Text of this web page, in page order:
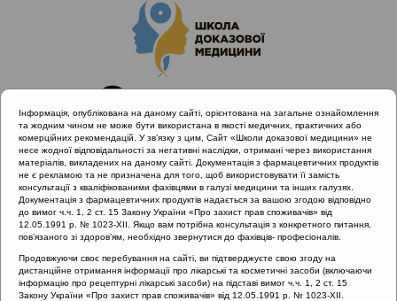
Головна
Проведені заходи
SHDM.SCHOOL | Гострі запальні захворювання верхніх
дихальних шляхів з позиції МКХ 11
Гострий тонзиліт з позицій МКХ-11
Інформація, опублікована на даному сайті, орієнтована на загальне ознайомлення
та жодним чином не може бути використана в якості медичних, практичних або
комерційних рекомендацій. У зв’язку з цим, Сайт «Школи доказової медицини» не
несе жодної відповідальності за негативні наслідки, отримані через використання
матеріалів, викладених на даному сайті. Документація з фармацевтичних продуктів
не є рекламою та не призначена для того, щоб використовувати її замість
консультації з кваліфікованими фахівцями в галузі медицини та інших галузях.
Документація з фармацевтичних продуктів надається за вашою згодою відповідно
до вимог ч.ч. 1, 2 ст. 15 Закону України «Про захист прав споживачів» від
12.05.1991 р. № 1023-XII. Якщо вам потрібна консультація з конкретного питання,
пов’язаного зі здоров’ям, необхідно звернутися до фахівців- професіоналів.
Продовжуючи своє перебування на сайті, ви підтверджуєте свою згоду на
дистанційне отримання інформації про лікарські та косметичні засоби (включаючи
інформацію про рецептурні лікарські засоби) на підставі вимог ч.ч. 1, 2 ст. 15
Закону України «Про захист прав споживачів» від 12.05.1991 р. № 1023-XII.